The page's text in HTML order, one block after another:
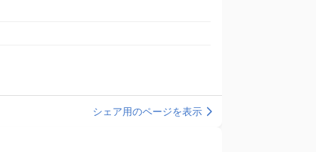
シェア用のページを表示